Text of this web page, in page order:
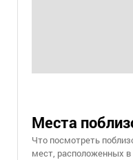
Места
Что посмотреть
мест, расположенных